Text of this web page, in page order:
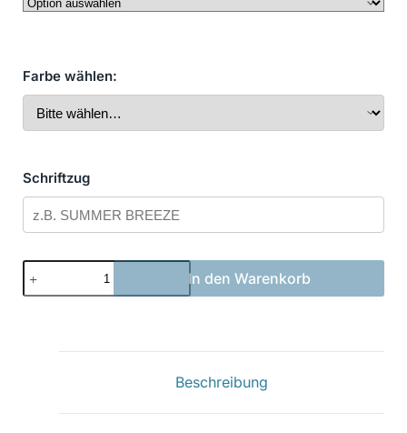
Farbe wählen:
Schriftzug
Bootsbeschriftung
Klassisch
In den Warenkorb
Beschreibung